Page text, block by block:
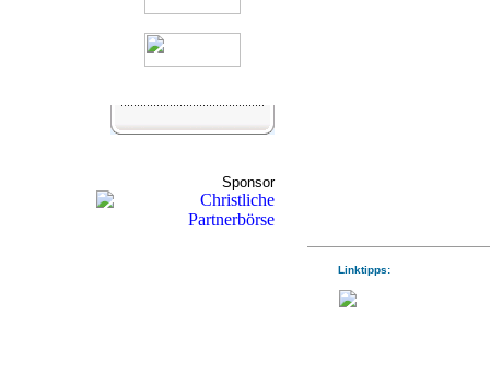
Sponsor
Linktipps: